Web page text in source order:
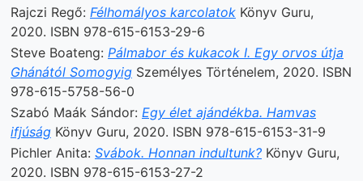
Rajczi Regő: Félhomályos karcolatok Könyv Guru,
2020. ISBN 978-615-6153-29-6
Steve Boateng: Pálmabor és kukacok I. Egy orvos útja
Ghánától Somogyig Személyes Történelem, 2020. ISBN
978-615-5758-56-0
Szabó Maák Sándor: Egy élet ajándékba. Hamvas
ifjúság Könyv Guru, 2020. ISBN 978-615-6153-31-9
Pichler Anita: Svábok. Honnan indultunk? Könyv Guru,
2020. ISBN 978-615-6153-27-2